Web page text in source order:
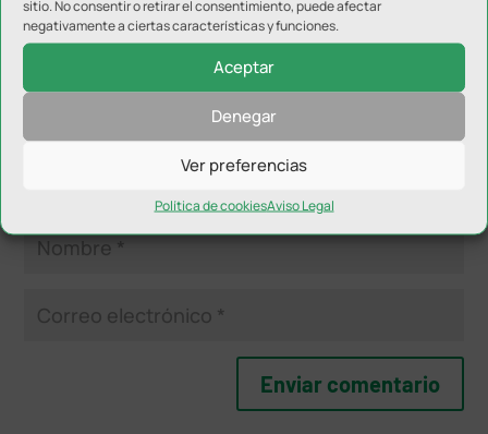
sitio. No consentir o retirar el consentimiento, puede afectar
negativamente a ciertas características y funciones.
Aceptar
Denegar
Ver preferencias
Política de cookiesAviso Legal